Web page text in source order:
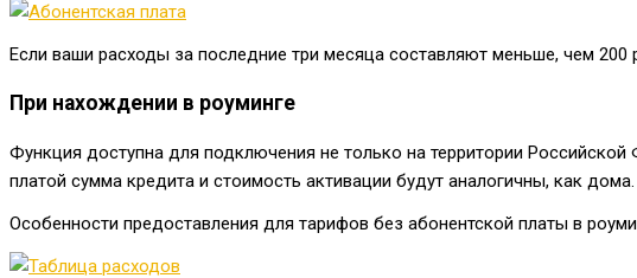
Если ваши расходы за последние три месяца составляют меньше, чем
При нахождении в роуминге
Функция доступна для подключения не только на территории
платой сумма кредита и стоимость активации будут аналогичны, как дома.
Особенности предоставления для тарифов без абонентской платы в